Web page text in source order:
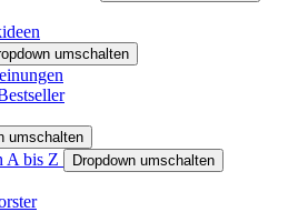
umschalten
umschalten
A bis Z Dropdown umschalten